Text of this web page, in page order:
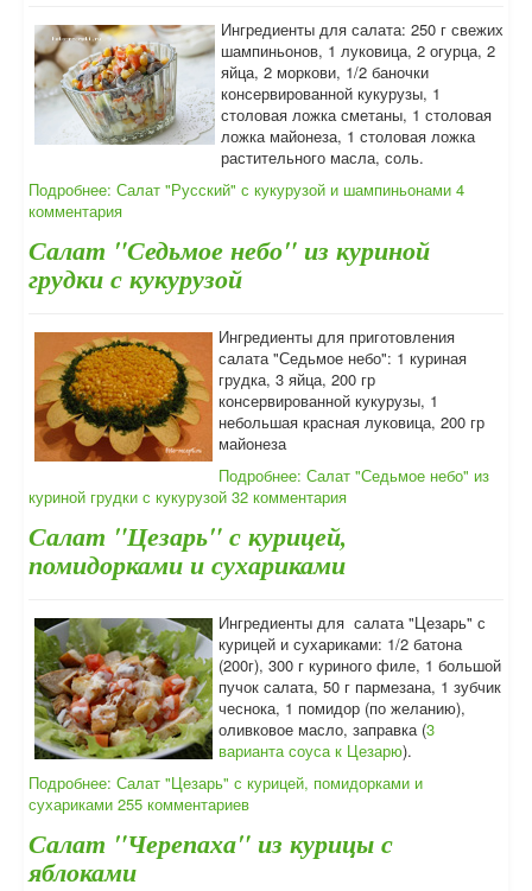
Ингредиенты для салата: 250 г свежих
шампиньонов, 1 луковица, 2 огурца, 2
яйца, 2 моркови, 1/2 баночки
консервированной кукурузы, 1
столовая ложка сметаны, 1 столовая
ложка майонеза, 1 столовая ложка
растительного масла, соль.
Подробнее: Салат "Русский" с кукурузой и шампиньонами 4
комментария
Салат "Седьмое небо" из куриной
грудки с кукурузой
Ингредиенты для приготовления
салата "Седьмое небо": 1 куриная
грудка, 3 яйца, 200 гр
консервированной кукурузы, 1
небольшая красная луковица, 200 гр
майонеза
Подробнее: Салат "Седьмое небо" из
куриной грудки с кукурузой 32 комментария
Салат "Цезарь" с курицей,
помидорками и сухариками
Ингредиенты для салата "Цезарь" с
курицей и сухариками: 1/2 батона
(200г), 300 г куриного филе, 1 большой
пучок салата, 50 г пармезана, 1 зубчик
чеснока, 1 помидор (по желанию),
оливковое масло, заправка (3
варианта соуса к Цезарю).
Подробнее: Салат "Цезарь" с курицей, помидорками и
сухариками 255 комментариев
Салат "Черепаха" из курицы с
яблоками